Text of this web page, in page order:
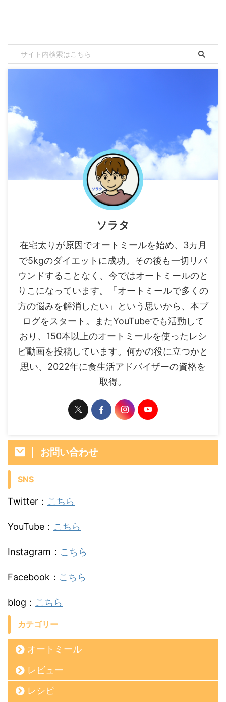
ソラタ
在宅太りが原因でオートミールを始め、3カ月
で5kgのダイエットに成功。その後も一切リバ
ウンドすることなく、今ではオートミールのと
りこになっています。「オートミールで多くの
方の悩みを解消したい」という思いから、本ブ
ログをスタート。またYouTubeでも活動して
おり、150本以上のオートミールを使ったレシ
ピ動画を投稿しています。何かの役に立つかと
思い、2022年に食生活アドバイザーの資格を
取得。
お問い合わせ
SNS
Twitter： こちら
YouTube： こちら
Instagram： こちら
Facebook： こちら
blog： こちら
カテゴリー
オートミール
レビュー
レシピ